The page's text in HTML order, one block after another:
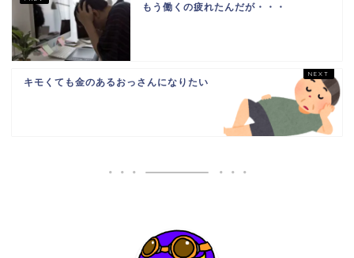
もう働くの疲れたんだが・・・
キモくても金のあるおっさんになりたい